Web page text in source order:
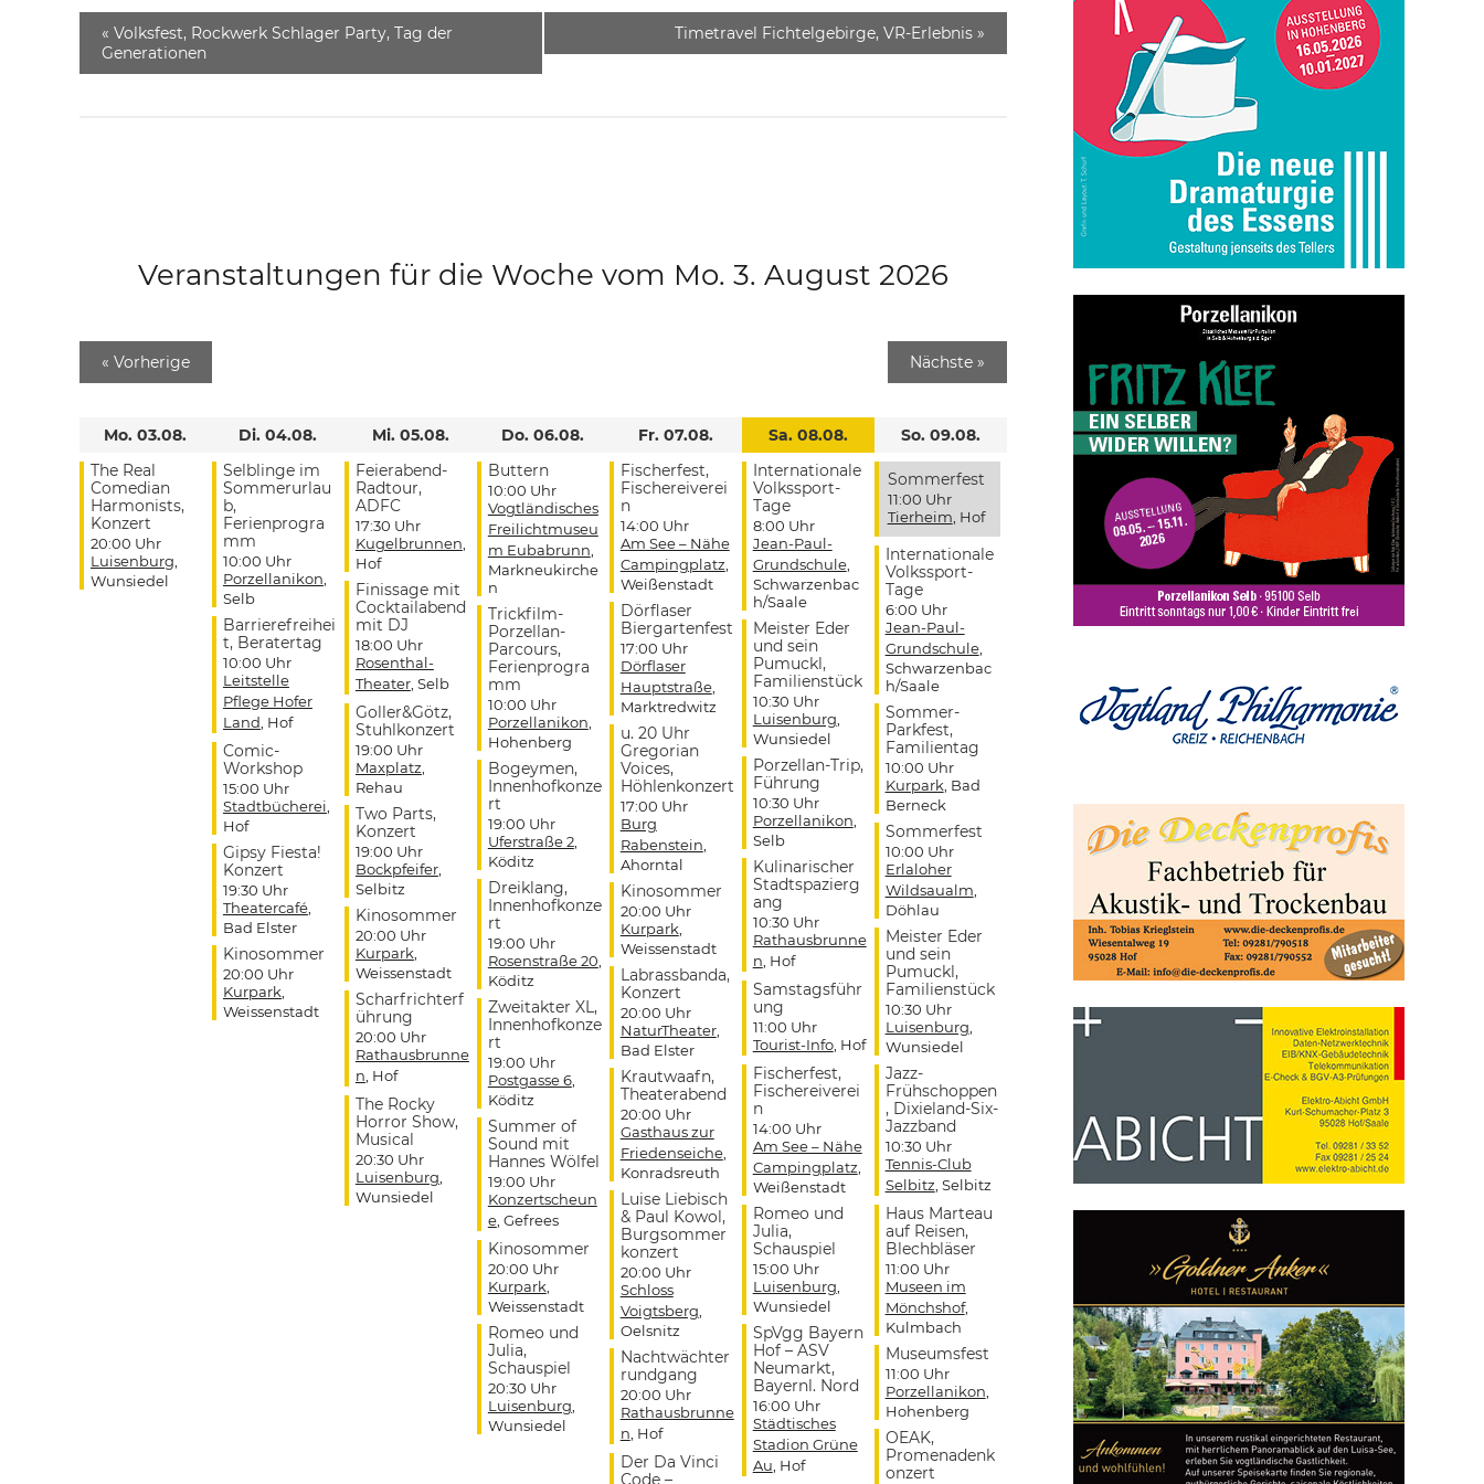
« Volksfest, Rockwerk Schlager Party, Tag der
Generationen
Timetravel Fichtelgebirge, VR-Erlebnis »
Veranstaltungen für die Woche vom Mo. 3. August 2026
« Vorherige Nächste »
Mo. 03.08.
The Real
Comedian
Harmonists,
Konzert
20:00 Uhr
Luisenburg
Wunsiedel
Di. 04.08.
Selblinge im
Sommerurlau
b,
Ferienprogra
mm
10:00 Uhr
Porzellanikon
Selb
Barrierefreihei
t, Beratertag
10:00 Uhr
Leitstelle
Pflege Hofer
Land , Hof
Comic-
Workshop
15:00 Uhr
Stadtbücherei
Hof
Gipsy Fiesta!
Konzert
19:30 Uhr
Theatercafé,
Bad Elster
Kinosommer
20:00 Uhr
Kurpark
Weissenstadt
Mi. 05.08.
Feierabend-
Radtour,
ADFC
17:30 Uhr
Kugelbrunnen
Hof
Finissage mit
Cocktailabend
mit DJ
18:00 Uhr
Rosenthal-
Theater, Selb
Goller&Götz,
Stuhlkonzert
19:00 Uhr
Maxplatz
Rehau
Two Parts,
Konzert
19:00 Uhr
Bockpfeifer,
Selbitz
Kinosommer
20:00 Uhr
Kurpark
Weissenstadt
Scharfrichterf
ührung
20:00 Uhr
Rathausbrunne
n , Hof
The Rocky
Horror Show,
Musical
20:30 Uhr
Luisenburg
Wunsiedel
Do. 06.08.
Buttern
10:00 Uhr
Vogtländisches
Freilichtmuseu
m Eubabrunn
Markneukirche
n
Trickfilm-
Porzellan-
Parcours,
Ferienprogra
mm
10:00 Uhr
Porzellanikon
Hohenberg
Bogeymen,
Innenhofkonze
rt
19:00 Uhr
Uferstraße 2,
Köditz
Dreiklang,
Innenhofkonze
rt
19:00 Uhr
Rosenstraße 20
Köditz
Zweitakter XL,
Innenhofkonze
rt
19:00 Uhr
Postgasse 6,
Köditz
Summer of
Sound mit
Hannes Wölfel
19:00 Uhr
Konzertscheun
e, Gefrees
Kinosommer
20:00 Uhr
Kurpark
Weissenstadt
Romeo und
Julia,
Schauspiel
20:30 Uhr
Luisenburg
Wunsiedel
Fr. 07.08.
Fischerfest,
Fischereiverei
n
14:00 Uhr
Am See – Nähe
Campingplatz
Weißenstadt
Dörflaser
Biergartenfest
17:00 Uhr
Dörflaser
Hauptstraße,
Marktredwitz
u. 20 Uhr
Gregorian
Voices,
Höhlenkonzert
17:00 Uhr
Burg
Rabenstein
Ahorntal
Kinosommer
20:00 Uhr
Kurpark
Weissenstadt
Labrassbanda,
Konzert
20:00 Uhr
NaturTheater,
Bad Elster
Krautwaafn,
Theaterabend
20:00 Uhr
Gasthaus zur
Friedenseiche,
Konradsreuth
Luise Liebisch
& Paul Kowol,
Burgsommer
konzert
20:00 Uhr
Schloss
Voigtsberg
Oelsnitz
Nachtwächter
rundgang
20:00 Uhr
Rathausbrunne
n , Hof
Der Da Vinci
Code –
Sa. 08.08.
Internationale
Volkssport-
Tage
8:00 Uhr
Jean-Paul-
Grundschule,
Schwarzenbac
h/Saale
Meister Eder
und sein
Pumuckl,
Familienstück
10:30 Uhr
Luisenburg
Wunsiedel
Porzellan-Trip,
Führung
10:30 Uhr
Porzellanikon
Selb
Kulinarischer
Stadtspazierg
ang
10:30 Uhr
Rathausbrunne
n , Hof
Samstagsführ
ung
11:00 Uhr
Tourist-Info, Hof
Fischerfest,
Fischereiverei
n
14:00 Uhr
Am See – Nähe
Campingplatz
Weißenstadt
Romeo und
Julia,
Schauspiel
15:00 Uhr
Luisenburg
Wunsiedel
SpVgg Bayern
Hof – ASV
Neumarkt,
Bayernl. Nord
16:00 Uhr
Städtisches
Stadion Grüne
Au , Hof
So. 09.08.
Sommerfest
11:00 Uhr
Tierheim , Hof
Internationale
Volkssport-
Tage
6:00 Uhr
Jean-Paul-
Grundschule,
Schwarzenbac
h/Saale
Sommer-
Parkfest,
Familientag
10:00 Uhr
Kurpark , Bad
Berneck
Sommerfest
10:00 Uhr
Erlaloher
Wildsaualm
Döhlau
Meister Eder
und sein
Pumuckl,
Familienstück
10:30 Uhr
Luisenburg
Wunsiedel
Jazz-
Frühschoppen
, Dixieland-Six-
Jazzband
10:30 Uhr
Tennis-Club
Selbitz , Selbitz
Haus Marteau
auf Reisen,
Blechbläser
11:00 Uhr
Museen im
Mönchshof,
Kulmbach
Museumsfest
11:00 Uhr
Porzellanikon
Hohenberg
OEAK,
Promenadenk
onzert